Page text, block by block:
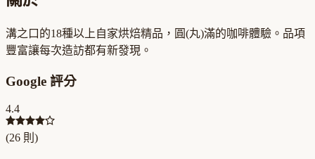
溝之口的18種以上自家烘焙精品，圓(丸)滿的咖啡體驗。品項
豐富讓每次造訪都有新發現。
Google 評分
4.4
(26 則)